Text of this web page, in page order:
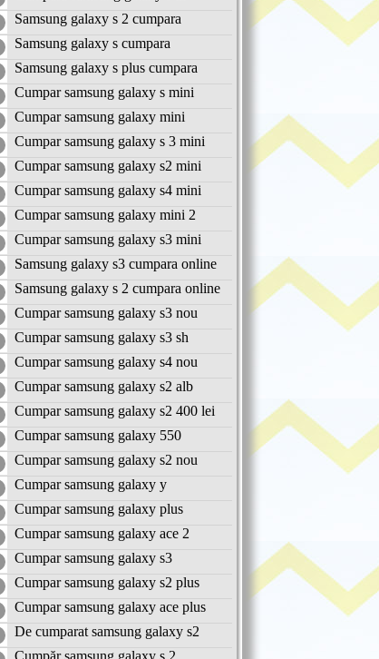
Samsung galaxy s 2 cumpara
Samsung galaxy s cumpara
Samsung galaxy s plus cumpara
Cumpar samsung galaxy s mini
Cumpar samsung galaxy mini
Cumpar samsung galaxy s 3 mini
Cumpar samsung galaxy s2 mini
Cumpar samsung galaxy s4 mini
Cumpar samsung galaxy mini 2
Cumpar samsung galaxy s3 mini
Samsung galaxy s3 cumpara online
Samsung galaxy s 2 cumpara online
Cumpar samsung galaxy s3 nou
Cumpar samsung galaxy s3 sh
Cumpar samsung galaxy s4 nou
Cumpar samsung galaxy s2 alb
Cumpar samsung galaxy s2 400 lei
Cumpar samsung galaxy 550
Cumpar samsung galaxy s2 nou
Cumpar samsung galaxy y
Cumpar samsung galaxy plus
Cumpar samsung galaxy ace 2
Cumpar samsung galaxy s3
Cumpar samsung galaxy s2 plus
Cumpar samsung galaxy ace plus
De cumparat samsung galaxy s2
Cumpăr samsung galaxy s 2